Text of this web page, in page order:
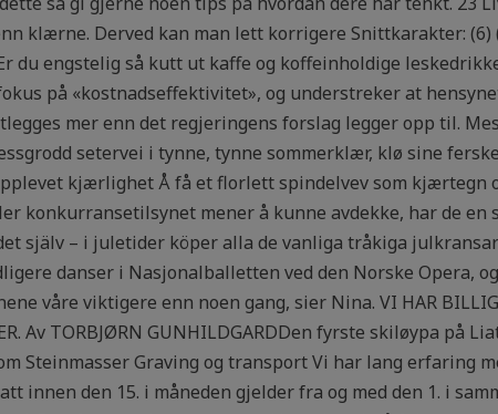
klærne. Derved kan man lett korrigere Snittkarakter: (6)
Er du engstelig så kutt ut kaffe og koffeinholdige
på «kostnadseffektivitet», og understreker at
mer enn det regjeringens forslag legger opp til.
setervei i tynne, tynne sommerklær, klø sine
kjærlighet Å få et florlett spindelvev som kjærtegn
konkurransetilsynet mener å kunne avdekke, har de en
själv – i juletider köper alla de vanliga tråkiga
danser i Nasjonalballetten ved den Norske Opera,
våre viktigere enn noen gang, sier Nina. VI HAR
Av TORBJØRN GUNHILDGARDDen fyrste skiløypa
Steinmasser Graving og transport Vi har lang erfaring
innen den 15. i måneden gjelder fra og med den 1. i